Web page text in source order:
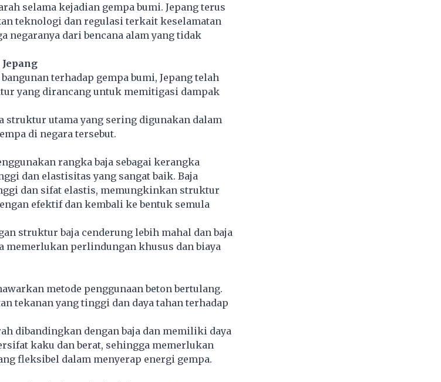
selama kejadian gempa bumi. Jepang terus
teknologi dan regulasi terkait keselamatan
negaranya dari bencana alam yang tidak
terhadap gempa bumi, Jepang telah
yang dirancang untuk memitigasi dampak
struktur utama yang sering digunakan dalam
di negara tersebut.
rangka baja sebagai kerangka
dan elastisitas yang sangat baik. Baja
dan sifat elastis, memungkinkan struktur
efektif dan kembali ke bentuk semula
struktur baja cenderung lebih mahal dan baja
memerlukan perlindungan khusus dan biaya
metode penggunaan beton bertulang.
tekanan yang tinggi dan daya tahan terhadap
dibandingkan dengan baja dan memiliki daya
kaku dan berat, sehingga memerlukan
fleksibel dalam menyerap energi gempa.